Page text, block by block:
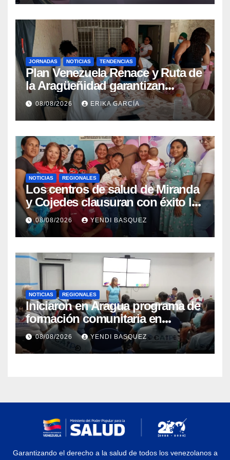
JORNADAS NOTICIAS TENDENCIAS
Plan Venezuela Renace y Ruta de
la Aragüeñidad garantizan
atención médica integral en
Aragua
08/08/2026 ERIKA GARCÍA
NOTICIAS REGIONALES
Los centros de salud de Miranda
y Cojedes clausuran con éxito la
Semana Mundial de la Lactancia
Materna
08/08/2026 YENDI BASQUEZ
NOTICIAS REGIONALES
Iniciaron en Aragua programa de
formación comunitaria en
atención a personas con
discapacidad
08/08/2026 YENDI BASQUEZ
Garantizando el derecho a la salud de todos los venezolanos a